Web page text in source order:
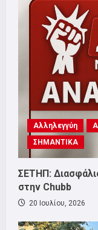
Αλληλεγγύη
ΣΗΜΑΝΤΙΚΑ
ΣΕΤΗΠ:
στην Chubb
20 Ιουλίου, 2026